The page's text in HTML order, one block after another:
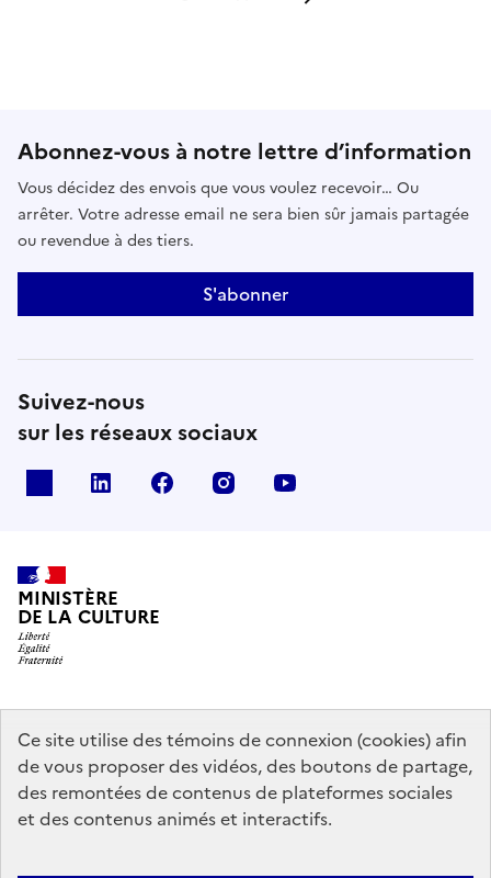
Ce site utilise des témoins de connexion (cookies) afin
de vous proposer des vidéos, des boutons de partage,
des remontées de contenus de plateformes sociales
et des contenus animés et interactifs.
Aller à la page suivante
Abonnez-vous à notre lettre d’information
Vous décidez des envois que vous voulez recevoir… Ou
arrêter. Votre adresse email ne sera bien sûr jamais partagée
ou revendue à des tiers.
S'abonner
Suivez-nous
sur les réseaux sociaux
linkedin facebook instagram
MINISTÈRE
DE LA CULTURE
data.gouv.fr legifrance.gouv.fr
info.gouv.fr
service-public.gouv.fr
Contact Mentions légales Accessibilité : partiellement conforme